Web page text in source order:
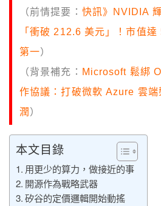
（前情提要： 快訊》NVIDIA
「衝破 212.6 美元」！市值
第一）
（背景補充： Microsoft 鬆綁
作協議：打破微軟 Azure 雲端
潤 ）
本文目錄
用更少的算力，做接近的事
開源作為戰略武器
矽谷的定價邏輯開始動搖